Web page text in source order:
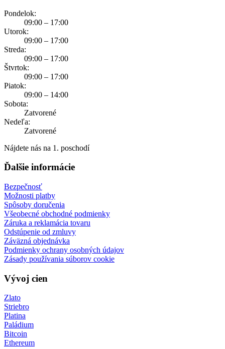
Pondelok:
09:00 – 17:00
Utorok:
09:00 – 17:00
Streda:
09:00 – 17:00
Štvrtok:
09:00 – 17:00
Piatok:
09:00 – 14:00
Sobota:
Zatvorené
Nedeľa:
Zatvorené
Nájdete nás na 1. poschodí
Ďalšie informácie
Bezpečnosť
Možnosti platby
Spôsoby doručenia
Všeobecné obchodné podmienky
Záruka a reklamácia tovaru
Odstúpenie od zmluvy
Záväzná objednávka
Podmienky ochrany osobných údajov
Zásady používania súborov cookie
Vývoj cien
Zlato
Striebro
Platina
Paládium
Bitcoin
Ethereum